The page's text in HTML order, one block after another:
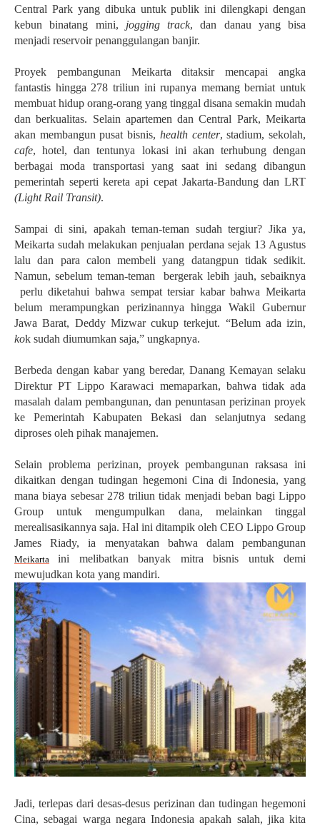
Central Park yang dibuka untuk publik ini dilengkapi dengan
kebun binatang mini, jogging track, dan danau yang bisa
menjadi reservoir penanggulangan banjir.
Proyek pembangunan Meikarta ditaksir mencapai angka
fantastis hingga 278 triliun ini rupanya memang berniat untuk
membuat hidup orang-orang yang tinggal disana semakin mudah
dan berkualitas. Selain apartemen dan Central Park, Meikarta
akan membangun pusat bisnis, health center, stadium, sekolah,
cafe, hotel, dan tentunya lokasi ini akan terhubung dengan
berbagai moda transportasi yang saat ini sedang dibangun
pemerintah seperti kereta api cepat Jakarta-Bandung dan LRT
(Light Rail Transit).
Sampai di sini, apakah teman-teman sudah tergiur? Jika ya,
Meikarta sudah melakukan penjualan perdana sejak 13 Agustus
lalu dan para calon membeli yang datangpun tidak sedikit.
Namun, sebelum teman-teman bergerak lebih jauh, sebaiknya
perlu diketahui bahwa sempat tersiar kabar bahwa Meikarta
belum merampungkan perizinannya hingga Wakil Gubernur
Jawa Barat, Deddy Mizwar cukup terkejut. “Belum ada izin,
kok sudah diumumkan saja,” ungkapnya.
Berbeda dengan kabar yang beredar, Danang Kemayan selaku
Direktur PT Lippo Karawaci memaparkan, bahwa tidak ada
masalah dalam pembangunan, dan penuntasan perizinan proyek
ke Pemerintah Kabupaten Bekasi dan selanjutnya sedang
diproses oleh pihak manajemen.
Selain problema perizinan, proyek pembangunan raksasa ini
dikaitkan dengan tudingan hegemoni Cina di Indonesia, yang
mana biaya sebesar 278 triliun tidak menjadi beban bagi Lippo
Group untuk mengumpulkan dana, melainkan tinggal
merealisasikannya saja. Hal ini ditampik oleh CEO Lippo Group
James Riady, ia menyatakan bahwa dalam pembangunan
Meikarta
ini melibatkan banyak mitra bisnis untuk demi
mewujudkan kota yang mandiri.
Jadi, terlepas dari desas-desus perizinan dan tudingan hegemoni
Cina, sebagai warga negara Indonesia apakah salah, jika kita